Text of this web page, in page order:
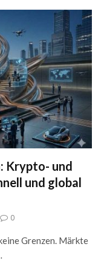
Krypto- und
und global
0
Grenzen. Märkte